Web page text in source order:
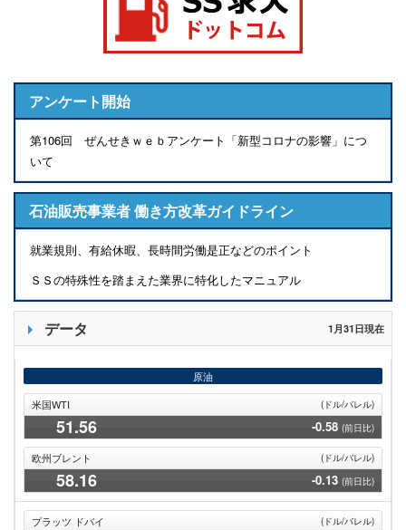
アンケート開始
第106回 ぜんせきｗｅｂアンケート「新型コロナの影響」につ
いて
石油販売事業者 働き方改革ガイドライン
就業規則、有給休暇、長時間労働是正などのポイント
ＳＳの特殊性を踏まえた業界に特化したマニュアル
データ 1月31日現在
原油
米国WTI
(ドル/バレル)
51.56 -0.58 (前日比)
欧州ブレント (ドル/バレル)
58.16 -0.13 (前日比)
プラッツ ドバイ (ドル/バレル)